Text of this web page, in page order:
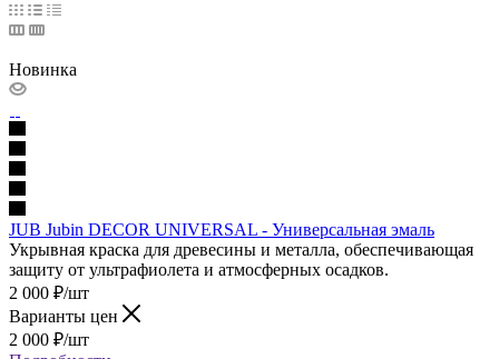
Новинка
JUB Jubin DECOR UNIVERSAL - Универсальная эмаль
Укрывная краска для древесины и металла, обеспечивающая
защиту от ультрафиолета и атмосферных осадков.
2 000 ₽/шт
Варианты цен
2 000 ₽/шт